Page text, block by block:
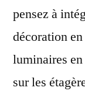
pensez à
décoration
luminaires
sur les